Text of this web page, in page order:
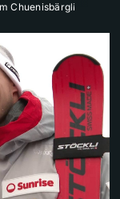
Chuenisbärgli